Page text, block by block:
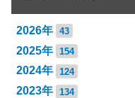
2026年 43
2025年 154
2024年 124
2023年 134